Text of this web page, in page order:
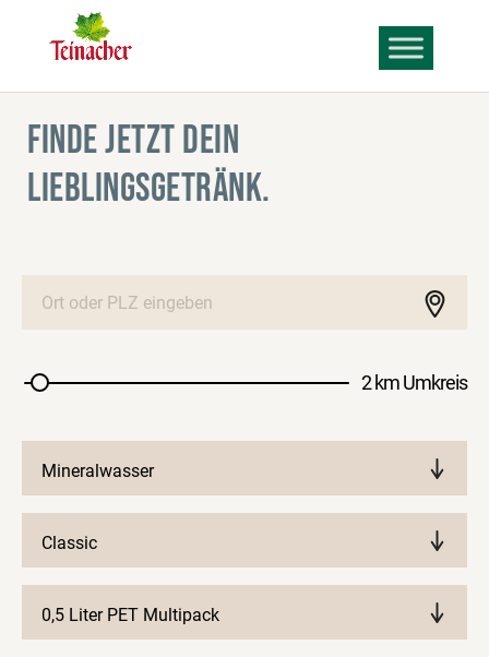
FINDE JETZT DEIN
LIEBLINGSGETRÄNK.
2 km Umkreis
Mineralwasser
Classic
0,5 Liter PET Multipack